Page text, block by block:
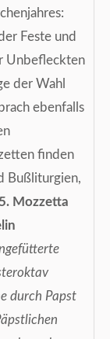
Feste und
Unbefleckten
der Wahl
ebenfalls
finden
Bußliturgien,
5. Mozzetta
durch Papst